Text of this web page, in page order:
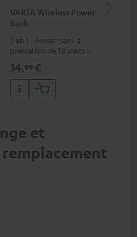
VARTA Wireless Power
Bank
2 en 1 : Power bank à
prestation de 18 watts via USB
jusqu’à 10 watts
34,99 €
et